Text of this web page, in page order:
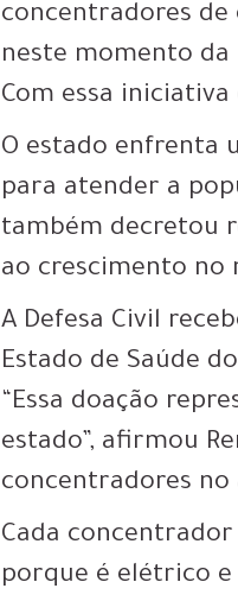
concentradores de
neste momento da
Com essa
O estado enfrenta
para atender a
também decretou
ao crescimento no
A Defesa Civil
Estado de Saúde
“Essa doação
estado”, afirmou
concentradores
Cada
porque é elétrico